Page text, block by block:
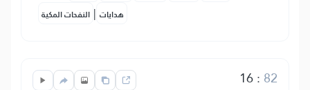
النفحات المكية | هدايات
16: 82